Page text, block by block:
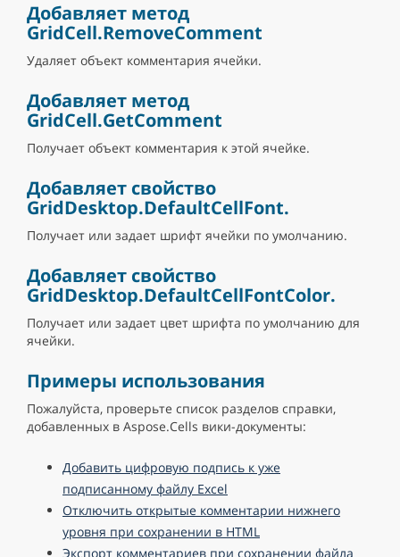
Добавляет метод
GridCell.RemoveComment
Удаляет объект комментария ячейки.
Добавляет метод
GridCell.GetComment
Получает объект комментария к этой ячейке.
Добавляет свойство
GridDesktop.DefaultCellFont.
Получает или задает шрифт ячейки по умолчанию.
Добавляет свойство
GridDesktop.DefaultCellFontColor.
Получает или задает цвет шрифта по умолчанию для
ячейки.
Примеры использования
Пожалуйста, проверьте список разделов справки,
добавленных в Aspose.Cells вики-документы:
Добавить цифровую подпись к уже
подписанному файлу Excel
Отключить открытые комментарии нижнего
уровня при сохранении в HTML
Экспорт комментариев при сохранении файла